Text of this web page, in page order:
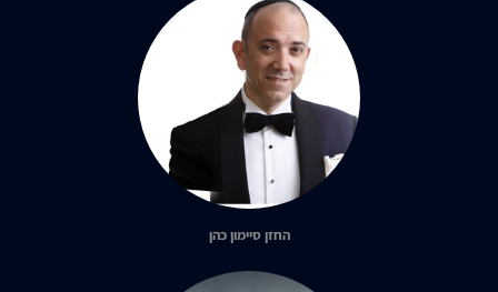
החזן סיימון כהן